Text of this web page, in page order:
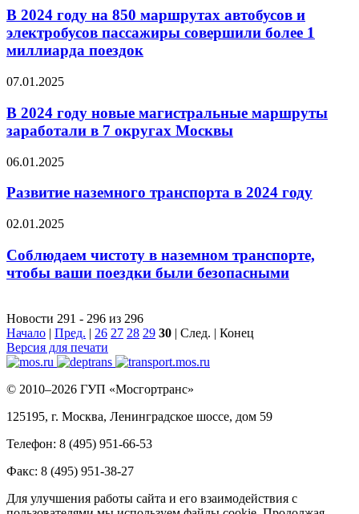
В 2024 году на 850 маршрутах автобусов и
электробусов пассажиры совершили более 1
миллиарда поездок
07.01.2025
В 2024 году новые магистральные маршруты
заработали в 7 округах Москвы
06.01.2025
Развитие наземного транспорта в 2024 году
02.01.2025
Соблюдаем чистоту в наземном транспорте,
чтобы ваши поездки были безопасными
Новости 291 - 296 из 296
Начало | Пред. | 26 27 28 29 30 | След. | Конец
Версия для печати
© 2010–2026 ГУП «Мосгортранс»
125195, г. Москва, Ленинградское шоссе, дом 59
Телефон: 8 (495) 951-66-53
Факс: 8 (495) 951-38-27
Для улучшения работы сайта и его взаимодействия с